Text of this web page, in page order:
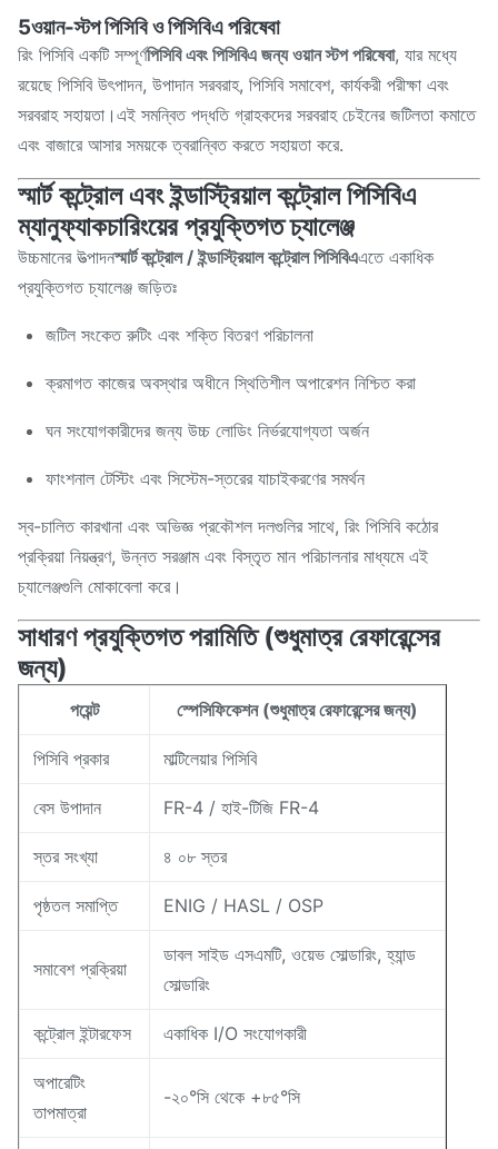
5ওয়ান-স্টপ পিসিবি ও পিসিবিএ পরিষেবা
রিং পিসিবি একটি সম্পূর্ণপিসিবি এবং পিসিবিএ জন্য ওয়ান স্টপ পরিষেবা, যার মধ্যে
রয়েছে পিসিবি উৎপাদন, উপাদান সরবরাহ, পিসিবি সমাবেশ, কার্যকরী পরীক্ষা এবং
সরবরাহ সহায়তা।এই সমন্বিত পদ্ধতি গ্রাহকদের সরবরাহ চেইনের জটিলতা কমাতে
এবং বাজারে আসার সময়কে ত্বরান্বিত করতে সহায়তা করে.
স্মার্ট কন্ট্রোল এবং ইন্ডাস্ট্রিয়াল কন্ট্রোল পিসিবিএ
ম্যানুফ্যাকচারিংয়ের প্রযুক্তিগত চ্যালেঞ্জ
উচ্চমানের উত্পাদনস্মার্ট কন্ট্রোল / ইন্ডাস্ট্রিয়াল কন্ট্রোল পিসিবিএএতে একাধিক
প্রযুক্তিগত চ্যালেঞ্জ জড়িতঃ
জটিল সংকেত রুটিং এবং শক্তি বিতরণ পরিচালনা
ক্রমাগত কাজের অবস্থার অধীনে স্থিতিশীল অপারেশন নিশ্চিত করা
ঘন সংযোগকারীদের জন্য উচ্চ লোডিং নির্ভরযোগ্যতা অর্জন
ফাংশনাল টেস্টিং এবং সিস্টেম-স্তরের যাচাইকরণের সমর্থন
স্ব-চালিত কারখানা এবং অভিজ্ঞ প্রকৌশল দলগুলির সাথে, রিং পিসিবি কঠোর
প্রক্রিয়া নিয়ন্ত্রণ, উন্নত সরঞ্জাম এবং বিস্তৃত মান পরিচালনার মাধ্যমে এই
চ্যালেঞ্জগুলি মোকাবেলা করে।
সাধারণ প্রযুক্তিগত পরামিতি (শুধুমাত্র রেফারেন্সের
জন্য)
পয়েন্ট স্পেসিফিকেশন (শুধুমাত্র রেফারেন্সের জন্য)
পিসিবি প্রকার মাল্টিলেয়ার পিসিবি
বেস উপাদান FR-4 / হাই-টিজি FR-4
স্তর সংখ্যা ৪ ০৮ স্তর
পৃষ্ঠতল সমাপ্তি ENIG / HASL / OSP
সমাবেশ প্রক্রিয়া
ডাবল সাইড এসএমটি, ওয়েভ সোল্ডারিং, হ্যান্ড
সোল্ডারিং
কন্ট্রোল ইন্টারফেস একাধিক I/O সংযোগকারী
অপারেটিং
তাপমাত্রা
-২০°সি থেকে +৮৫°সি